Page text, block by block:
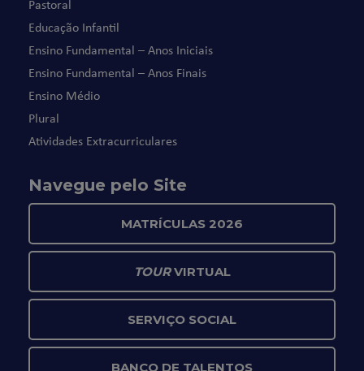
Pastoral
Educação Infantil
Ensino Fundamental – Anos Iniciais
Ensino Fundamental – Anos Finais
Ensino Médio
Plural
Atividades Extracurriculares
Navegue pelo Site
MATRÍCULAS 2026
TOURVIRTUAL
SERVIÇO SOCIAL
BANCO DE TALENTOS